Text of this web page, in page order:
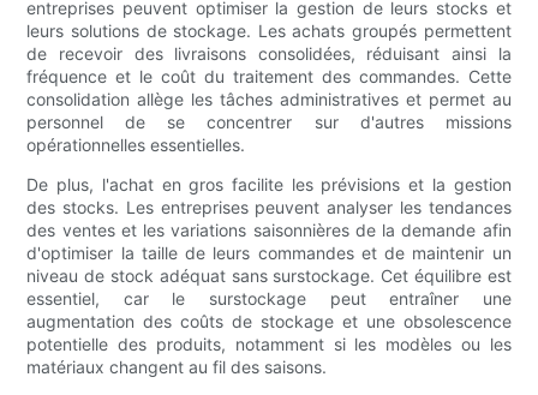
entreprises peuvent optimiser la gestion de leurs stocks et
leurs solutions de stockage. Les achats groupés permettent
de recevoir des livraisons consolidées, réduisant ainsi la
fréquence et le coût du traitement des commandes. Cette
consolidation allège les tâches administratives et permet au
personnel de se concentrer sur d'autres missions
opérationnelles essentielles.
De plus, l'achat en gros facilite les prévisions et la gestion
des stocks. Les entreprises peuvent analyser les tendances
des ventes et les variations saisonnières de la demande afin
d'optimiser la taille de leurs commandes et de maintenir un
niveau de stock adéquat sans surstockage. Cet équilibre est
essentiel, car le surstockage peut entraîner une
augmentation des coûts de stockage et une obsolescence
potentielle des produits, notamment si les modèles ou les
matériaux changent au fil des saisons.